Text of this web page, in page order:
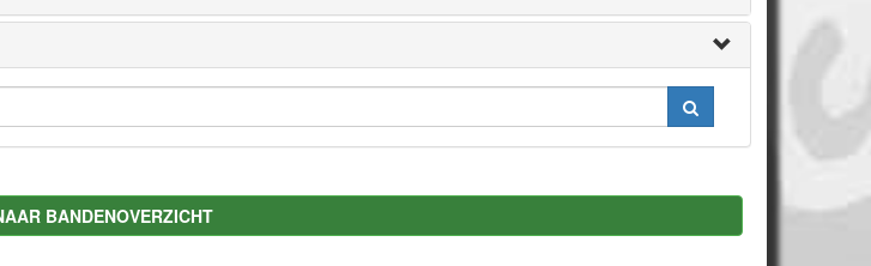
BANDENOVERZICHT